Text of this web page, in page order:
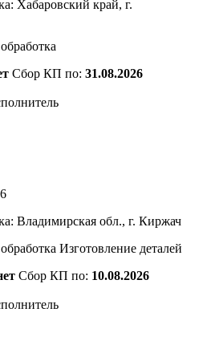
Хабаровский край, г.
Сбор КП по: 31.08.2026
Владимирская обл., г. Киржач
Изготовление деталей
Сбор КП по: 10.08.2026